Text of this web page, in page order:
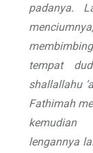
padanya.
tempat
shallallahu
Fathimah
kemudian
lengannya